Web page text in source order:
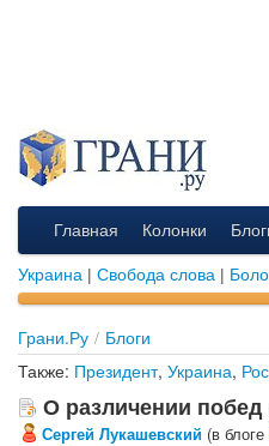
Главная Колонки
Украина | Свобода слова |
Грани.Ру / Блоги
Также: Президент, Украина,
О различении
Сергей Лукашевский (в блоге